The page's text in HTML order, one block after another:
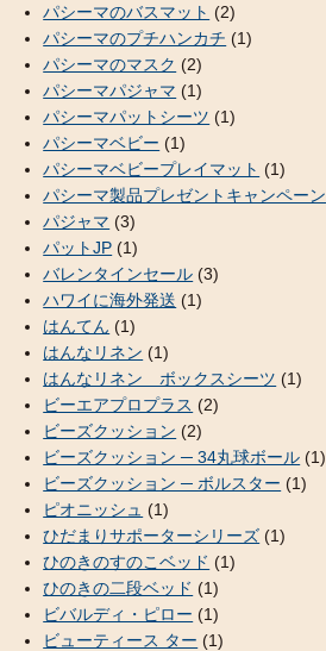
パシーマのバスマット (2)
パシーマのプチハンカチ (1)
パシーマのマスク (2)
パシーマパジャマ (1)
パシーマパットシーツ (1)
パシーマベビー (1)
パシーマベビープレイマット (1)
パシーマ製品プレゼントキャンペーン
パジャマ (3)
パットJP (1)
バレンタインセール (3)
ハワイに海外発送 (1)
はんてん (1)
はんなリネン (1)
はんなリネン ボックスシーツ (1)
ビーエアプロプラス (2)
ビーズクッション (2)
ビーズクッション ─ 34丸球ボール (1)
ビーズクッション ─ ボルスター (1)
ピオニッシュ (1)
ひだまりサポーターシリーズ (1)
ひのきのすのこベッド (1)
ひのきの二段ベッド (1)
ビバルディ・ピロー (1)
ビューティース ター (1)